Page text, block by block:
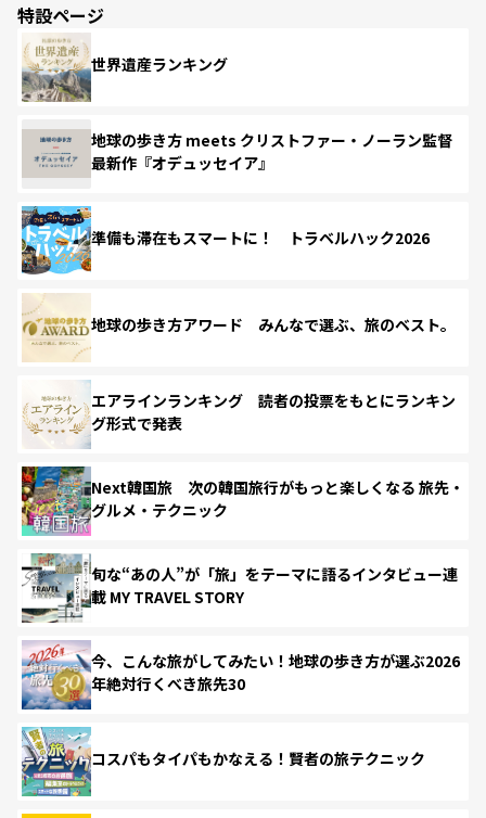
特設ページ
世界遺産ランキング
地球の歩き方 meets クリストファー・ノーラン監督
最新作『オデュッセイア』
準備も滞在もスマートに！ トラベルハック2026
地球の歩き方アワード みんなで選ぶ、旅のベスト。
エアラインランキング 読者の投票をもとにランキン
グ形式で発表
Next韓国旅 次の韓国旅行がもっと楽しくなる 旅先・
グルメ・テクニック
旬な“あの人”が「旅」をテーマに語るインタビュー連
載 MY TRAVEL STORY
今、こんな旅がしてみたい！地球の歩き方が選ぶ2026
年絶対行くべき旅先30
コスパもタイパもかなえる！賢者の旅テクニック